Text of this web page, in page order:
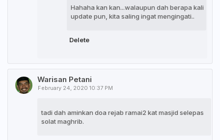
Hahaha kan kan...walaupun dah berapa kali
update pun, kita saling ingat mengingati..
Delete
Warisan Petani
February 24, 2020 10:37 PM
tadi dah aminkan doa rejab ramai2 kat masjid selepas
solat maghrib.